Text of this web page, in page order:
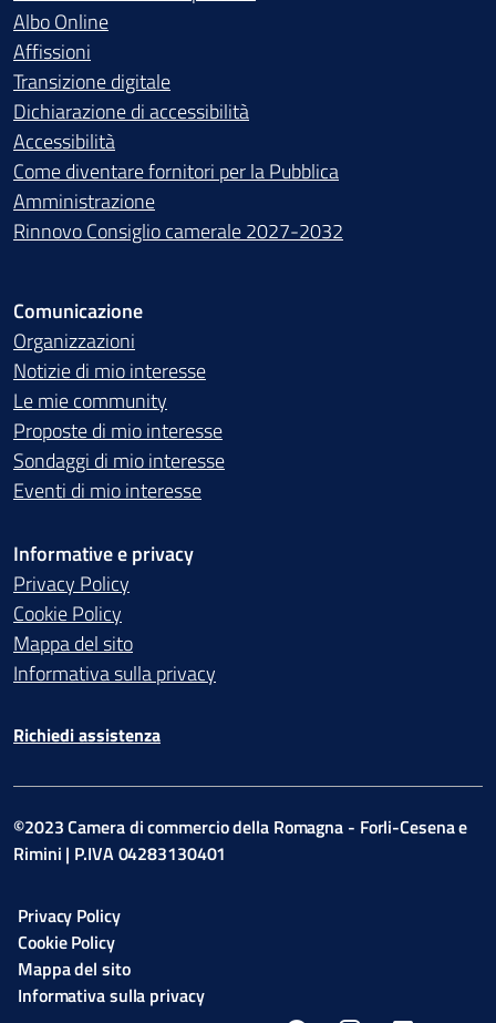
Albo Online
Affissioni
Transizione digitale
Dichiarazione di accessibilità
Accessibilità
Come diventare fornitori per la Pubblica
Amministrazione
Rinnovo Consiglio camerale 2027-2032
Comunicazione
Organizzazioni
Notizie di mio interesse
Le mie community
Proposte di mio interesse
Sondaggi di mio interesse
Eventi di mio interesse
Informative e privacy
Privacy Policy
Cookie Policy
Mappa del sito
Informativa sulla privacy
Richiedi assistenza
©2023 Camera di commercio della Romagna - Forli-Cesena e
Rimini | P.IVA 04283130401
Privacy Policy
Cookie Policy
Mappa del sito
Informativa sulla privacy